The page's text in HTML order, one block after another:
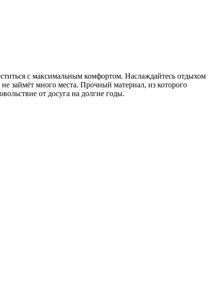
с максимальным комфортом. Наслаждайтесь отдыхом
займёт много места. Прочный материал, из которого
от досуга на долгие годы.